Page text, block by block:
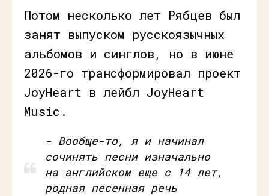
Потом несколько лет Рябцев был
занят выпуском русскоязычных
альбомов и синглов, но в июне
2026-го трансформировал проект
JoyHeart в лейбл JoyHeart
Music.
- Вообще-то, я и начинал
сочинять песни изначально
на английском еще с 14 лет,
родная песенная речь